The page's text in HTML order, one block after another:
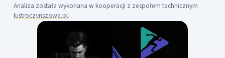
Analiza została wykonana w kooperacji z zespołem technicznym
lustroczynszowe.pl.